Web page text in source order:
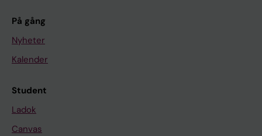
På gång
Nyheter
Kalender
Student
Ladok
Canvas